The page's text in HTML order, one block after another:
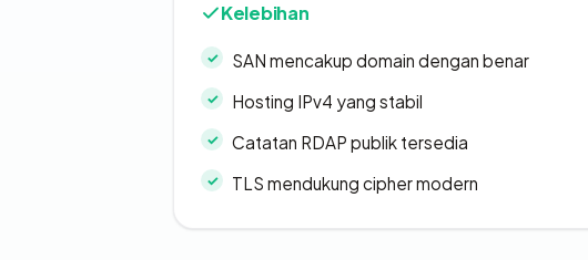
Kelebihan
SAN mencakup domain dengan benar
Hosting IPv4 yang stabil
Catatan RDAP publik tersedia
TLS mendukung cipher modern